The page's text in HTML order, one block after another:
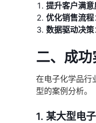
提升客户满意
优化销售流程
数据驱动决策
二、成
在电子化学品行
型的案例分析。
1. 某大型电